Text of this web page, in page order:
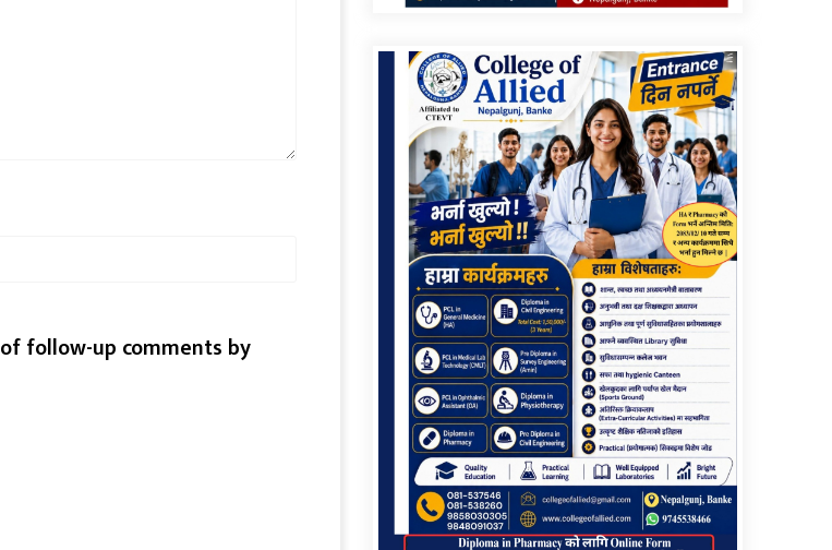
follow-up comments by